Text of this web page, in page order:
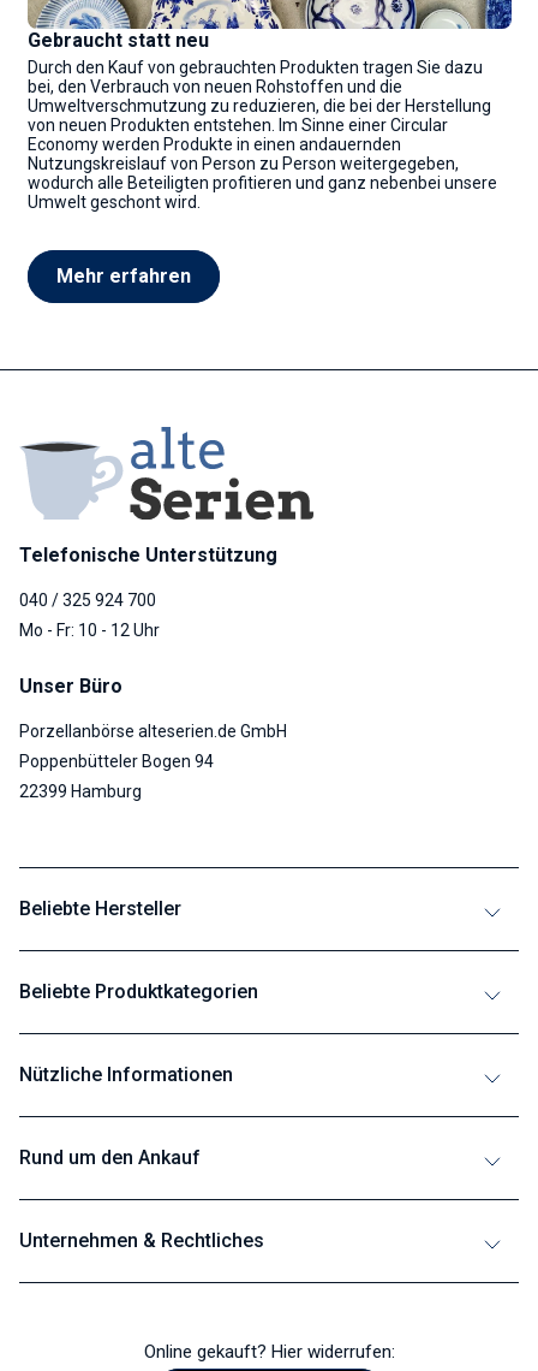
Gebraucht statt neu
Durch den Kauf von gebrauchten Produkten tragen Sie dazu
bei, den Verbrauch von neuen Rohstoffen und die
Umweltverschmutzung zu reduzieren, die bei der Herstellung
von neuen Produkten entstehen. Im Sinne einer Circular
Economy werden Produkte in einen andauernden
Nutzungskreislauf von Person zu Person weitergegeben,
wodurch alle Beteiligten profitieren und ganz nebenbei unsere
Umwelt geschont wird.
Mehr erfahren
Telefonische Unterstützung
040 / 325 924 700
Mo - Fr: 10 - 12 Uhr
Unser Büro
Porzellanbörse alteserien.de GmbH
Poppenbütteler Bogen 94
22399 Hamburg
Beliebte Hersteller
Beliebte Produktkategorien
Nützliche Informationen
Rund um den Ankauf
Unternehmen & Rechtliches
Online gekauft? Hier widerrufen: